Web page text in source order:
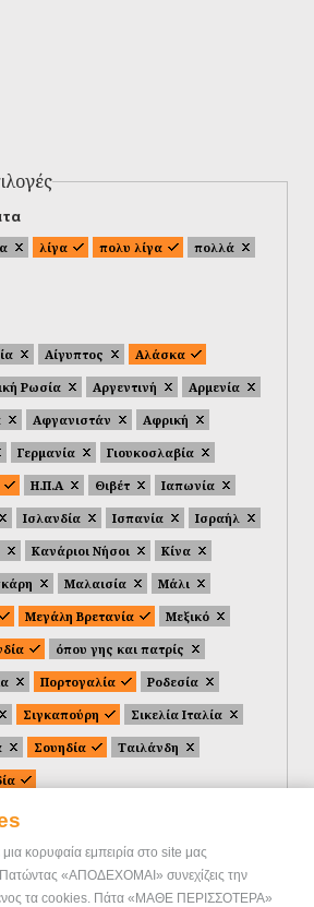
κορυφαία εμπειρία στο site μας
«ΑΠΟΔΕΧΟΜΑΙ» συνεχίζεις την
τα cookies. Πάτα «ΜΑΘΕ ΠΕΡΙΣΣΟΤΕΡΑ»
λίγα πολυ λίγα
πολλά
Αίγυπτος
Αλάσκα
Ρωσία Αργεντινή
Αρμενία
Αφγανιστάν
Αφρική
Γερμανία
Γιουκοσλαβία
Η.Π.Α Θιβέτ
Ιαπωνία
Ισλανδία Ισπανία
Ισραήλ
Κανάριοι Νήσοι
Κίνα
Μαλαισία
Μάλι
Μεγάλη Βρετανία
Μεξικό
όπου γης και πατρίς
Πορτογαλία
Ροδεσία
Σιγκαπούρη
Σικελία Ιταλία
Σουηδία
Ταιλάνδη